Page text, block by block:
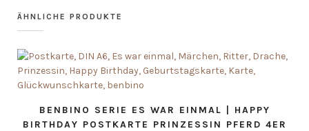
ÄHNLICHE PRODUKTE
BENBINO SERIE ES WAR EINMAL | HAPPY
BIRTHDAY POSTKARTE PRINZESSIN PFERD 4ER